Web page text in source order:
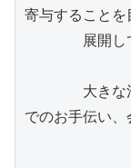
寄与することを
展開して
大きな活動
でのお手伝い、